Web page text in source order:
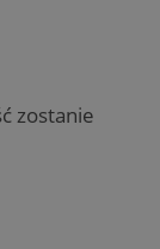
zostanie